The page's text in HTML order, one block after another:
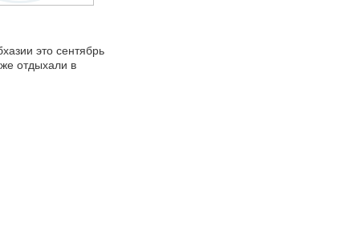
это сентябрь
отдыхали в